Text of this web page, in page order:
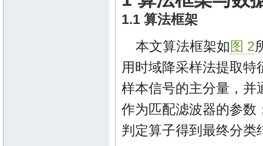
1.1 算法框架
本文算法框架如图 2
用时域降采样法提取
样本信号的主分量，并
作为匹配滤波器的参数
判定算子得到最终分类